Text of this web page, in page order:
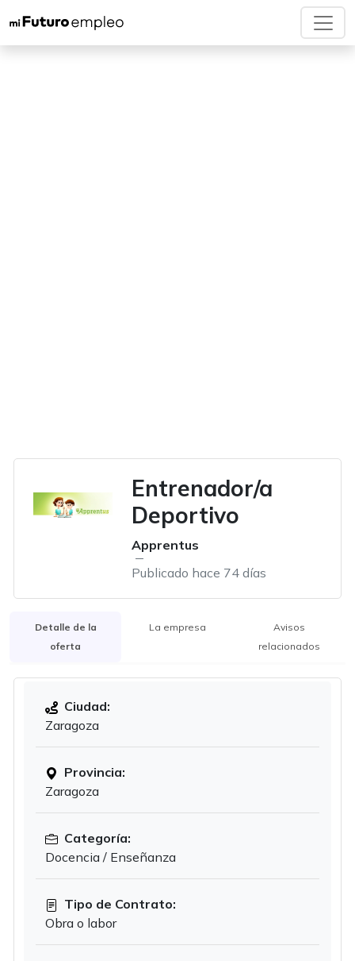
Entrenador/a
Deportivo
Apprentus
Publicado hace 74 días
Detalle de la
oferta
La empresa
Avisos
relacionados
Ciudad:
Zaragoza
Provincia:
Zaragoza
Categoría:
Docencia / Enseñanza
Tipo de Contrato:
Obra o labor